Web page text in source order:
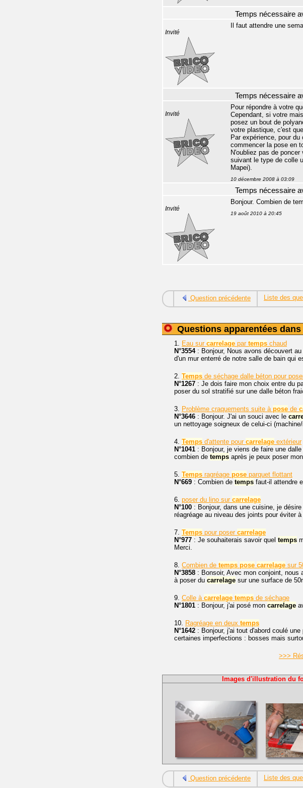
Temps nécessaire
Invité
Il faut attendre une
Temps nécessaire
Invité
Pour répondre à votre
Cependant, si votre
posez un bout de
votre plastique, c'est
Par expérience, pour
commencer la pose en
N'oubliez pas de
suivant le type de colle
Mapei).
10 décembre 2008 à 03:09
Temps nécessaire
Invité
Bonjour. Combien de
19 août 2010 à 20:45
Question précédente Liste des
Questions apparentées
1. Eau sur carrelage par temps chaud
N°3554: Bonjour, Nous avons découvert
d'un mur enterré de notre salle de bain qui
2. Temps de séchage dalle béton pour
N°1267 : Je dois faire mon choix entre du
poser du sol stratifié sur une dalle béton
3. Problème craquements suite à pose de
N°3646 : Bonjour. J'ai un souci avec le
un nettoyage soigneux de celui-ci
4. Temps d'attente pour carrelage extérieur
N°1041 : Bonjour, je viens de faire une
combien de temps après je peux poser mon
5. Temps ragréage pose parquet flottant
N°669 : Combien de temps faut-il attendre
6. poser du lino sur carrelage
N°100 : Bonjour, dans une cuisine, je
réagréage au niveau des joints pour éviter
7. Temps pour poser carrelage
N°977 : Je souhaiterais savoir quel temps
Merci.
8. Combien de temps pose carrelage sur
N°3858 : Bonsoir, Avec mon conjoint, nous
à poser du carrelage sur une surface de
9. Colle à carrelage temps de séchage
N°1801 : Bonjour, j'ai posé mon carrelage
10. Ragréage en deux temps
N°1642 : Bonjour, j'ai tout d'abord coulé
certaines imperfections : bosses mais
>>>
Images d'illustration du
Question précédente Liste des